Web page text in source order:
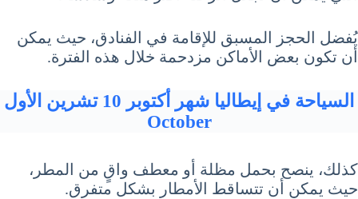
يُفضل الحجز المسبق للإقامة في الفنادق، حيث يمكن
أن تكون بعض الأماكن مزدحمة خلال هذه الفترة.
السياحة في إيطاليا شهر أكتوبر 10 تشرين الأول
October
كذلك، ينصح بحمل مظلة أو معطف واقٍ من المطر،
حيث يمكن أن تتساقط الأمطار بشكل متفرق.